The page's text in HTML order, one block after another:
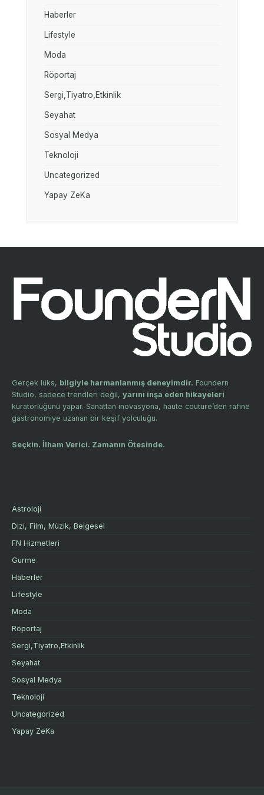
Haberler
Lifestyle
Moda
Röportaj
Sergi,Tiyatro,Etkinlik
Seyahat
Sosyal Medya
Teknoloji
Uncategorized
Yapay ZeKa
Gerçek lüks, bilgiyle harmanlanmış deneyimdir. Foundern
Studio, sadece trendleri değil, yarını inşa eden hikayeleri
küratörlüğünü yapar. Sanattan inovasyona, haute couture’den rafine
gastronomiye uzanan bir keşif yolculuğu.
Seçkin. İlham Verici. Zamanın Ötesinde.
Astroloji
Dizi, Film, Müzik, Belgesel
FN Hizmetleri
Gurme
Haberler
Lifestyle
Moda
Röportaj
Sergi,Tiyatro,Etkinlik
Seyahat
Sosyal Medya
Teknoloji
Uncategorized
Yapay ZeKa